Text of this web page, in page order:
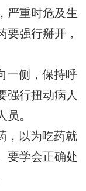
严重时危及生
要强行掰开，
一侧，保持呼
强行扭动病人
。
，以为吃药就
要学会正确处